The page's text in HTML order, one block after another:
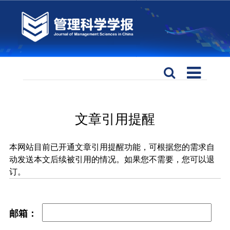
文章引用提醒
本网站目前已开通文章引用提醒功能，可根据您的需求自
动发送本文后续被引用的情况。如果您不需要，您可以退
订。
邮箱：